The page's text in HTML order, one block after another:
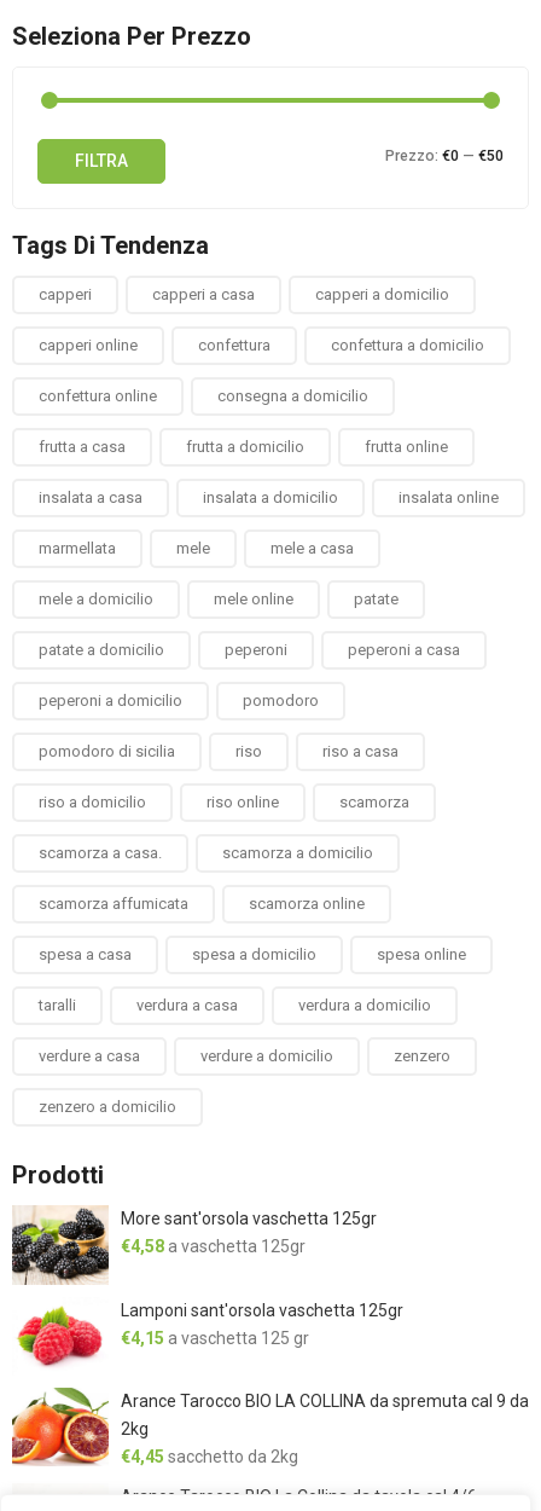
Seleziona Per Prezzo
FILTRA Prezzo: €0 — €50
Tags Di Tendenza
capperi capperi a casa capperi a domicilio
capperi online confettura confettura a domicilio
confettura online consegna a domicilio
frutta a casa frutta a domicilio frutta online
insalata a casa insalata a domicilio insalata online
marmellata mele mele a casa
mele a domicilio mele online patate
patate a domicilio peperoni peperoni a casa
peperoni a domicilio pomodoro
pomodoro di sicilia riso riso a casa
riso a domicilio riso online scamorza
scamorza a casa. scamorza a domicilio
scamorza affumicata scamorza online
spesa a casa spesa a domicilio spesa online
taralli verdura a casa verdura a domicilio
verdure a casa verdure a domicilio zenzero
zenzero a domicilio
Prodotti
More sant'orsola vaschetta 125gr
€4,58 a vaschetta 125gr
Lamponi sant'orsola vaschetta 125gr
€4,15 a vaschetta 125 gr
Arance Tarocco BIO LA COLLINA da spremuta cal 9 da
2kg
€4,45 sacchetto da 2kg
Arance Tarocco BIO La Collina da tavola cal 4/6